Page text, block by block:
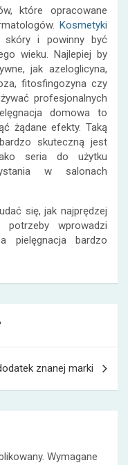
które opracowane
Kosmetyki
skóry i powinny być
wieku. Najlepiej by
jak azeloglicyna,
fitosfingozyna czy
profesjonalnych
domowa to
żądane efekty. Taką
skuteczną jest
seria do użytku
w salonach
się, jak najprędzej
wprowadzi
pielęgnacja bardzo
znanej marki
Wymagane